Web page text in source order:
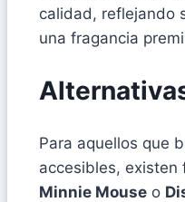
calidad, reflejando
una fragancia
Para aquellos que
accesibles, existen
Minnie Mouse o